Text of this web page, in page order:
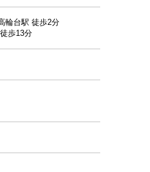
輪台駅 徒歩2分
歩13分